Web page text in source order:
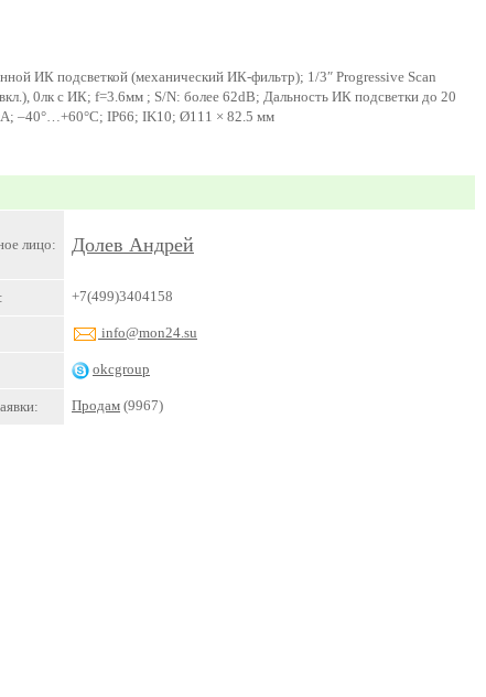
ИК подсветкой (механический ИК-фильтр); 1/3″ Progressive Scan
0лк с ИК; f=3.6мм ; S/N: более 62dB; Дальность ИК подсветки до 20
–40°…+60°C; IP66; IK10; Ø111 × 82.5 мм
лицо: Долев Андрей
+7(499)3404158
info@mon24.su
okcgroup
Продам (9967)